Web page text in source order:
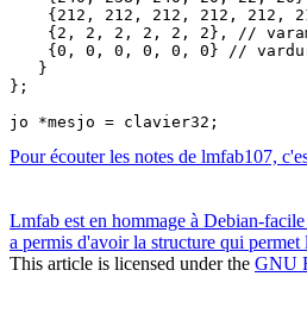
{212, 212, 212, 212, 212,
{2, 2, 2, 2, 2, 2}, //
{0, 0, 0, 0, 0, 0} //
   }
};
Pour écouter les notes de lmfab107,
Lmfab est en hommage à Debian-
a permis d'avoir la structure qui permet
This article is licensed under the GNU